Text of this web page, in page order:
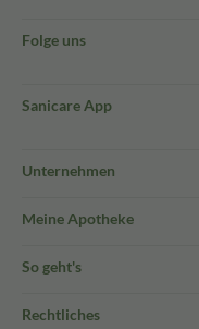
Folge uns
Sanicare App
Unternehmen
Meine Apotheke
So geht's
Rechtliches